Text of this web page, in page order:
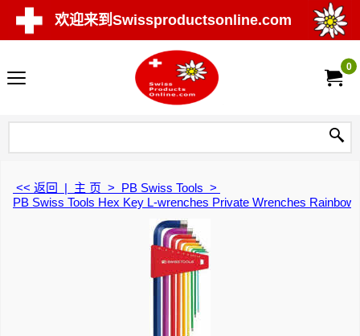
欢迎来到Swissproductsonline.com
0
<< 返回 | 主 页 > PB Swiss Tools >
PB Swiss Tools Hex Key L-wrenches Private Wrenches Rainbow